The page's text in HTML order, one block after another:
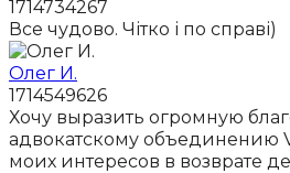
1714734267
Все чудово. Чітко і по справі)
Олег И.
1714549626
Хочу выразить огромную
адвокатскому объединению
моих интересов в возврате